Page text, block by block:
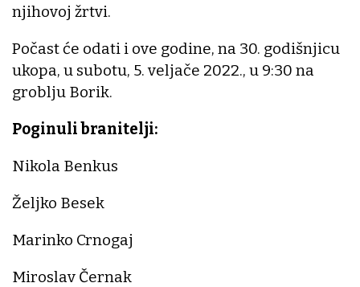
njihovoj žrtvi.
Počast će odati i ove godine, na 30. godišnjicu
ukopa, u subotu, 5. veljače 2022., u 9:30 na
groblju Borik.
Poginuli branitelji:
Nikola Benkus
Željko Besek
Marinko Crnogaj
Miroslav Černak